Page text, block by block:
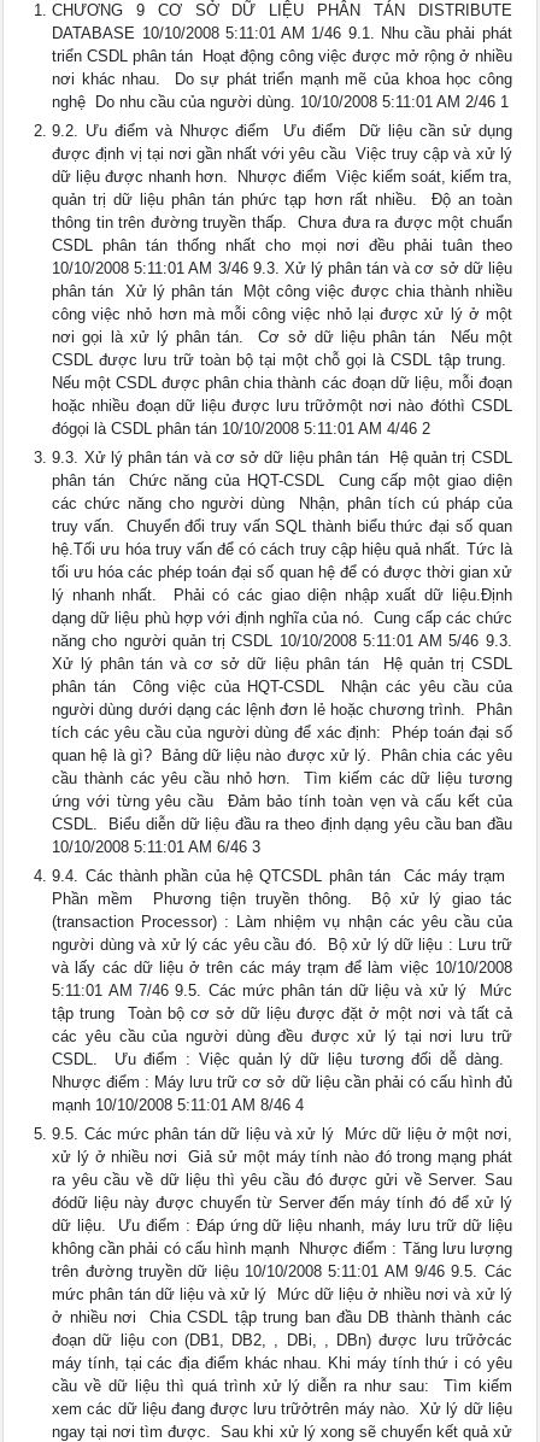
CHƯƠNG 9 CƠ SỞ DỮ LIỆU PHÂN TÁN DISTRIBUTE
DATABASE 10/10/2008 5:11:01 AM 1/46 9.1. Nhu cầu phải phát
triển CSDL phân tán  Hoạt động công việc được mở rộng ở nhiều
nơi khác nhau.  Do sự phát triển mạnh mẽ của khoa học công
nghệ  Do nhu cầu của người dùng. 10/10/2008 5:11:01 AM 2/46 1
9.2. Ưu điểm và Nhược điểm  Ưu điểm  Dữ liệu cần sử dụng
được định vị tại nơi gần nhất với yêu cầu  Việc truy cập và xử lý
dữ liệu được nhanh hơn.  Nhược điểm  Việc kiểm soát, kiểm tra,
quản trị dữ liệu phân tán phức tạp hơn rất nhiều.  Độ an toàn
thông tin trên đường truyền thấp.  Chưa đưa ra được một chuẩn
CSDL phân tán thống nhất cho mọi nơi đều phải tuân theo
10/10/2008 5:11:01 AM 3/46 9.3. Xử lý phân tán và cơ sở dữ liệu
phân tán  Xử lý phân tán  Một công việc được chia thành nhiều
công việc nhỏ hơn mà mỗi công việc nhỏ lại được xử lý ở một
nơi gọi là xử lý phân tán.  Cơ sở dữ liệu phân tán  Nếu một
CSDL được lưu trữ toàn bộ tại một chỗ gọi là CSDL tập trung. 
Nếu một CSDL được phân chia thành các đoạn dữ liệu, mỗi đoạn
hoặc nhiều đoạn dữ liệu được lưu trữởmột nơi nào đóthì CSDL
đógọi là CSDL phân tán 10/10/2008 5:11:01 AM 4/46 2
9.3. Xử lý phân tán và cơ sở dữ liệu phân tán  Hệ quản trị CSDL
phân tán  Chức năng của HQT-CSDL  Cung cấp một giao diện
các chức năng cho người dùng  Nhận, phân tích cú pháp của
truy vấn.  Chuyển đổi truy vấn SQL thành biểu thức đại số quan
hệ.Tối ưu hóa truy vấn để có cách truy cập hiệu quả nhất. Tức là
tối ưu hóa các phép toán đại số quan hệ để có được thời gian xử
lý nhanh nhất.  Phải có các giao diện nhập xuất dữ liệu.Định
dạng dữ liệu phù hợp với định nghĩa của nó.  Cung cấp các chức
năng cho người quản trị CSDL 10/10/2008 5:11:01 AM 5/46 9.3.
Xử lý phân tán và cơ sở dữ liệu phân tán  Hệ quản trị CSDL
phân tán  Công việc của HQT-CSDL  Nhận các yêu cầu của
người dùng dưới dạng các lệnh đơn lẻ hoặc chương trình.  Phân
tích các yêu cầu của người dùng để xác định:  Phép toán đại số
quan hệ là gì?  Bảng dữ liệu nào được xử lý.  Phân chia các yêu
cầu thành các yêu cầu nhỏ hơn.  Tìm kiếm các dữ liệu tương
ứng với từng yêu cầu  Đảm bảo tính toàn vẹn và cấu kết của
CSDL.  Biểu diễn dữ liệu đầu ra theo định dạng yêu cầu ban đầu
10/10/2008 5:11:01 AM 6/46 3
9.4. Các thành phần của hệ QTCSDL phân tán  Các máy trạm 
Phần mềm  Phương tiện truyền thông.  Bộ xử lý giao tác
(transaction Processor) : Làm nhiệm vụ nhận các yêu cầu của
người dùng và xử lý các yêu cầu đó.  Bộ xử lý dữ liệu : Lưu trữ
và lấy các dữ liệu ở trên các máy trạm để làm việc 10/10/2008
5:11:01 AM 7/46 9.5. Các mức phân tán dữ liệu và xử lý  Mức
tập trung  Toàn bộ cơ sở dữ liệu được đặt ở một nơi và tất cả
các yêu cầu của người dùng đều được xử lý tại nơi lưu trữ
CSDL.  Ưu điểm : Việc quản lý dữ liệu tương đối dễ dàng. 
Nhược điểm : Máy lưu trữ cơ sở dữ liệu cần phải có cấu hình đủ
mạnh 10/10/2008 5:11:01 AM 8/46 4
9.5. Các mức phân tán dữ liệu và xử lý  Mức dữ liệu ở một nơi,
xử lý ở nhiều nơi  Giả sử một máy tính nào đó trong mạng phát
ra yêu cầu về dữ liệu thì yêu cầu đó được gửi về Server. Sau
đódữ liệu này được chuyển từ Server đến máy tính đó để xử lý
dữ liệu.  Ưu điểm : Đáp ứng dữ liệu nhanh, máy lưu trữ dữ liệu
không cần phải có cấu hình mạnh  Nhược điểm : Tăng lưu lượng
trên đường truyền dữ liệu 10/10/2008 5:11:01 AM 9/46 9.5. Các
mức phân tán dữ liệu và xử lý  Mức dữ liệu ở nhiều nơi và xử lý
ở nhiều nơi  Chia CSDL tập trung ban đầu DB thành thành các
đoạn dữ liệu con (DB1, DB2, , DBi, , DBn) được lưu trữởcác
máy tính, tại các địa điểm khác nhau. Khi máy tính thứ i có yêu
cầu về dữ liệu thì quá trình xử lý diễn ra như sau:  Tìm kiếm
xem các dữ liệu đang được lưu trữởtrên máy nào.  Xử lý dữ liệu
ngay tại nơi tìm được.  Sau khi xử lý xong sẽ chuyển kết quả xử